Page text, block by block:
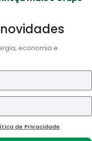
economia e
de Privacidade.